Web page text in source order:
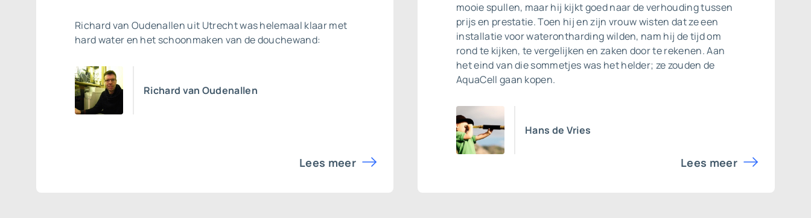
Richard van Oudenallen uit Utrecht was helemaal klaar met
hard water en het schoonmaken van de douchewand:
Richard van Oudenallen
Lees meer
mooie spullen, maar hij kijkt goed naar de verhouding tussen
prijs en prestatie. Toen hij en zijn vrouw wisten dat ze een
installatie voor waterontharding wilden, nam hij de tijd om
rond te kijken, te vergelijken en zaken door te rekenen. Aan
het eind van die sommetjes was het helder; ze zouden de
AquaCell gaan kopen.
Hans de Vries
Lees meer